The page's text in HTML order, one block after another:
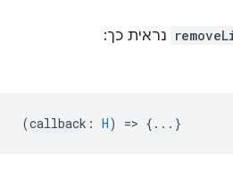
נראית כך:
(callback : H) => {...}